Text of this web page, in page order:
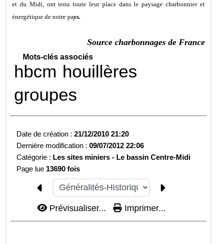
et du Midi, ont tenu toute leur place dans le paysage charbonnier et
énergétique de notre pays.
Source charbonnages de France
Mots-clés associés
hbcm houillères
groupes
Date de création :21/12/2010 21:20
Dernière modification :09/07/2012 22:06
Catégorie : Les sites miniers - Le bassin Centre-Midi
Page lue 13690 fois
Prévisualiser... Imprimer...